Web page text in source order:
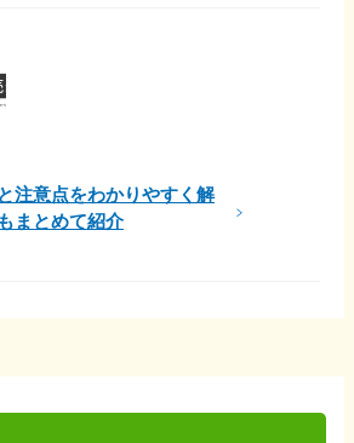
注意点をわかりやすく解
まとめて紹介